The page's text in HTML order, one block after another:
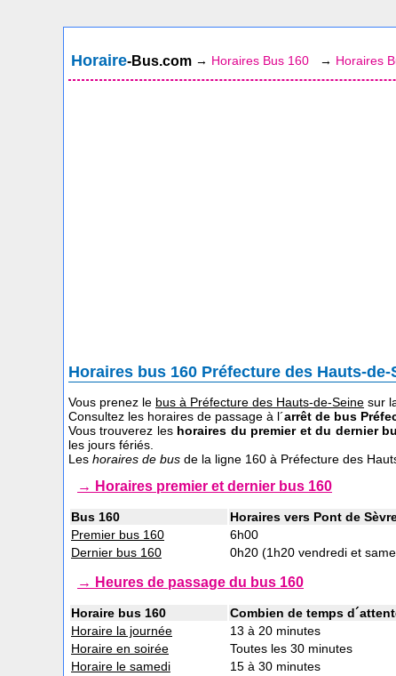
Horaire-Bus.com → Horaires Bus 160 → Horaires
Horaires bus 160 Préfecture des Hauts-
Vous prenez le bus à Préfecture des Hauts-de-Seine sur
Consultez les horaires de passage à l´arrêt de bus
Vous trouverez les horaires du premier et du dernier
les jours fériés.
Les horaires de bus de la ligne 160 à Préfecture des
→ Horaires premier et dernier bus 160
Bus 160 Horaires vers Pont de
Premier bus 160
6h00
Dernier bus 160
0h20 (1h20 vendredi et
→ Heures de passage du bus 160
Horaire bus 160
Combien de temps
Horaire la journée
13 à 20 minutes
Horaire en soirée
Toutes les 30 minutes
Horaire le samedi
15 à 30 minutes